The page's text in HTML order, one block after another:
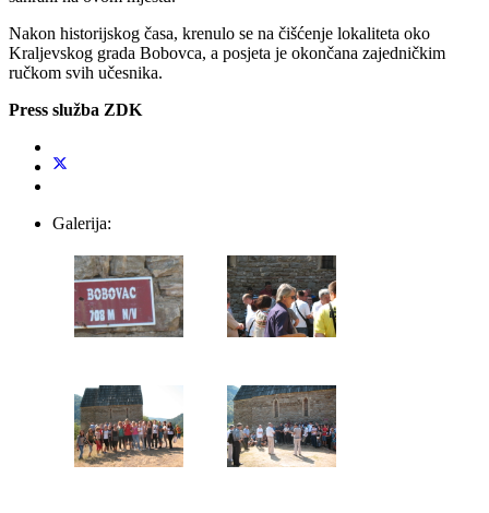
Nakon historijskog časa, krenulo se na čišćenje lokaliteta oko
Kraljevskog grada Bobovca, a posjeta je okončana zajedničkim
ručkom svih učesnika.
Press služba ZDK
Galerija: